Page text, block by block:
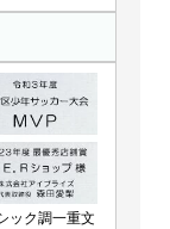
ック調一重文